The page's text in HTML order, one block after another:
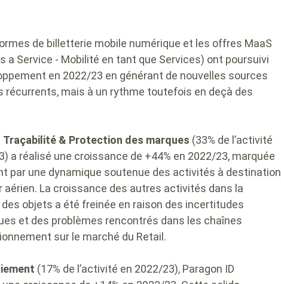
de billetterie mobile numérique et les offres MaaS
a Service - Mobilité en tant que Services) ont poursuivi
en 2022/23 en générant de nouvelles sources
récurrents, mais à un rythme toutefois en deçà des
Traçabilité & Protection des marques (33% de l’activité
a réalisé une croissance de +44% en 2022/23, marquée
par une dynamique soutenue des activités à destination
aérien. La croissance des autres activités dans la
objets a été freinée en raison des incertitudes
et des problèmes rencontrés dans les chaînes
sur le marché du Retail.
(17% de l’activité en 2022/23), Paragon ID